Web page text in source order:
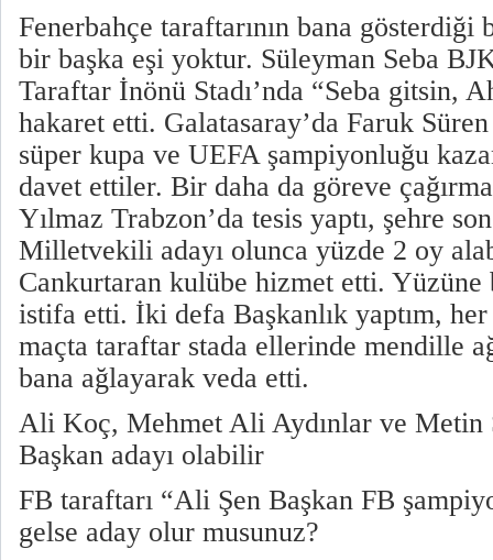
Fenerbahçe taraftarının bana gösterdiği
bir başka eşi yoktur. Süleyman Seba
Taraftar İnönü Stadı’nda “Seba gitsin,
hakaret etti. Galatasaray’da Faruk
süper kupa ve UEFA şampiyonluğu
davet ettiler. Bir daha da göreve
Yılmaz Trabzon’da tesis yaptı, şehre
Milletvekili adayı olunca yüzde 2 oy
Cankurtaran kulübe hizmet etti. Yüzüne
istifa etti. İki defa Başkanlık yaptım,
maçta taraftar stada ellerinde mendille
bana ağlayarak veda etti.
Ali Koç, Mehmet Ali Aydınlar ve Metin
Başkan adayı olabilir
FB taraftarı “Ali Şen Başkan FB
gelse aday olur musunuz?